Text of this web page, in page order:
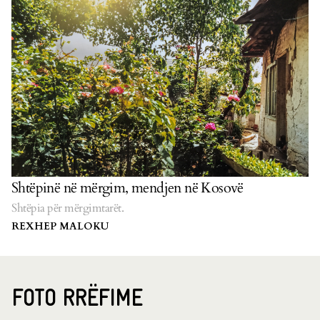
Shtëpinë në mërgim, mendjen në Kosovë
Shtëpia për mërgimtarët.
REXHEP MALOKU
FOTO RRËFIME